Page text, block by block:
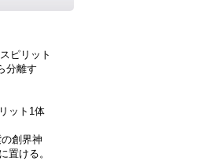
ピリット
分離す
ット1体
創界神
置ける。